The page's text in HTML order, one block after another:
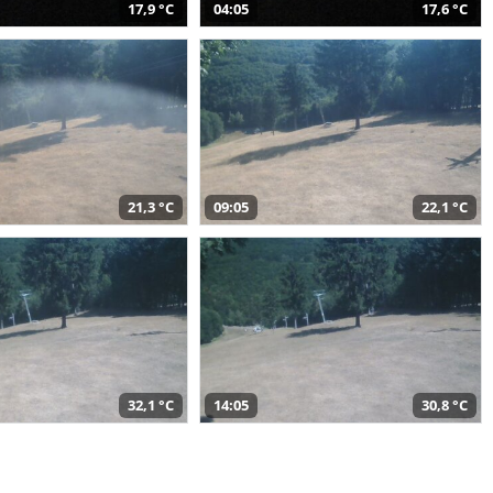
17,9 °C 04:05 17,6 °C
21,3 °C 09:05 22,1 °C
32,1 °C 14:05 30,8 °C